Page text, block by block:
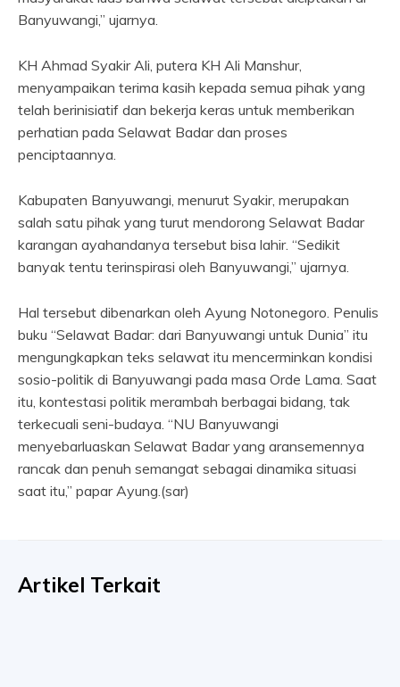
Banyuwangi,” ujarnya.
KH Ahmad Syakir Ali, putera KH Ali Manshur,
menyampaikan terima kasih kepada semua pihak yang
telah berinisiatif dan bekerja keras untuk memberikan
perhatian pada Selawat Badar dan proses
penciptaannya.
Kabupaten Banyuwangi, menurut Syakir, merupakan
salah satu pihak yang turut mendorong Selawat Badar
karangan ayahandanya tersebut bisa lahir. “Sedikit
banyak tentu terinspirasi oleh Banyuwangi,” ujarnya.
Hal tersebut dibenarkan oleh Ayung Notonegoro. Penulis
buku “Selawat Badar: dari Banyuwangi untuk Dunia” itu
mengungkapkan teks selawat itu mencerminkan kondisi
sosio-politik di Banyuwangi pada masa Orde Lama. Saat
itu, kontestasi politik merambah berbagai bidang, tak
terkecuali seni-budaya. “NU Banyuwangi
menyebarluaskan Selawat Badar yang aransemennya
rancak dan penuh semangat sebagai dinamika situasi
saat itu,” papar Ayung.(sar)
Artikel Terkait